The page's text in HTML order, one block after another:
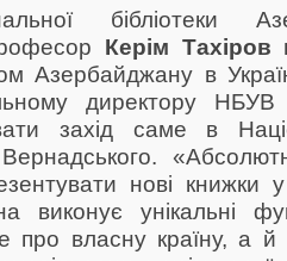
бібліотеки
Керім Тахіров
Азербайджану в
директору НБУВ
захід саме в
Вернадського.
нові книжки у
виконує унікальні
про власну країну, а й